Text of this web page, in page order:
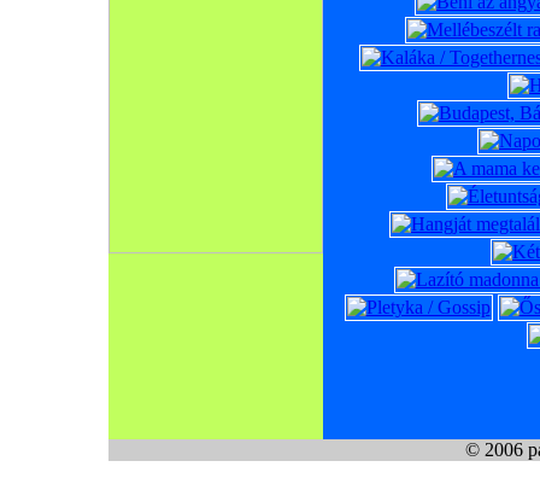
© 2006